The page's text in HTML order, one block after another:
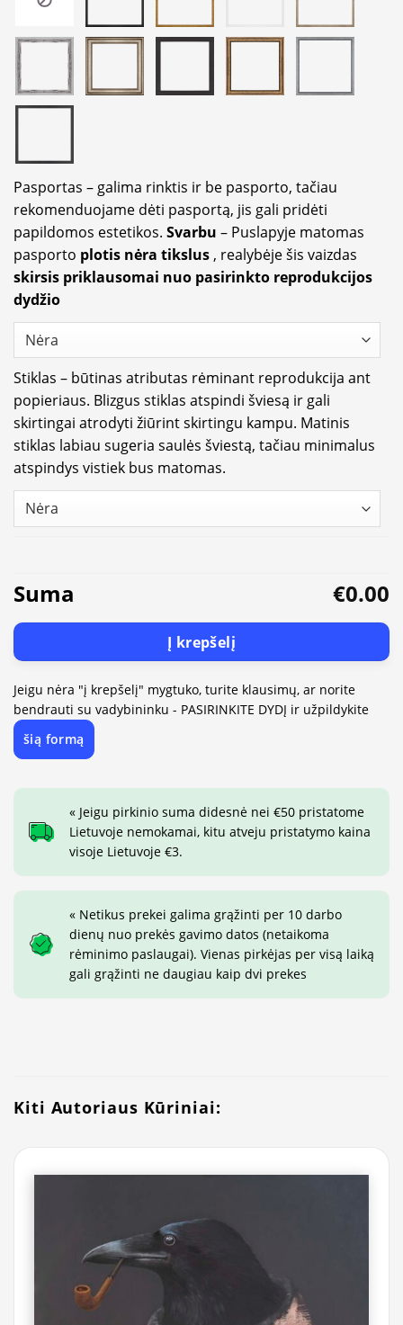
Pasportas – galima rinktis ir be pasporto, tačiau
rekomenduojame dėti pasportą, jis gali pridėti
papildomos estetikos. Svarbu – Puslapyje matomas
pasporto plotis nėra tikslus , realybėje šis vaizdas
skirsis priklausomai nuo pasirinkto reprodukcijos
dydžio
Stiklas – būtinas atributas rėminant reprodukcija ant
popieriaus. Blizgus stiklas atspindi šviesą ir gali
skirtingai atrodyti žiūrint skirtingu kampu. Matinis
stiklas labiau sugeria saulės šviestą, tačiau minimalus
atspindys vistiek bus matomas.
Suma €0.00
Į krepšelį
Jeigu nėra "į krepšelį" mygtuko, turite klausimų, ar norite
bendrauti su vadybininku - PASIRINKITE DYDĮ ir užpildykite
šią formą
« Jeigu pirkinio suma didesnė nei €50 pristatome
Lietuvoje nemokamai, kitu atveju pristatymo kaina
visoje Lietuvoje €3.
« Netikus prekei galima grąžinti per 10 darbo
dienų nuo prekės gavimo datos (netaikoma
rėminimo paslaugai). Vienas pirkėjas per visą laiką
gali grąžinti ne daugiau kaip dvi prekes
Kiti Autoriaus Kūriniai: